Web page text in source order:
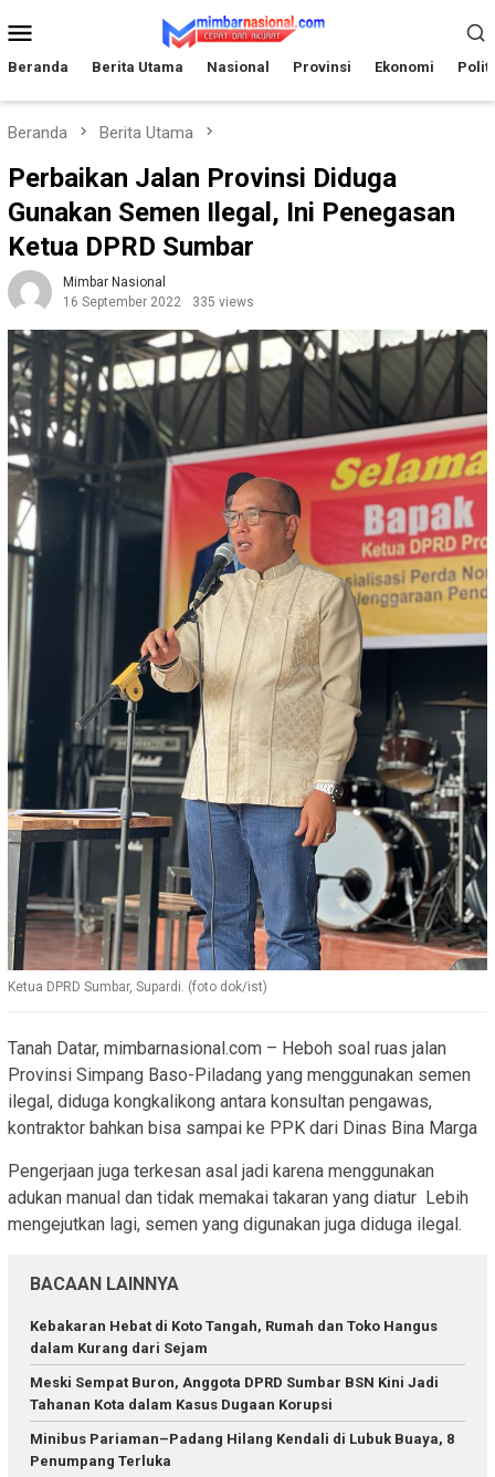
ke
Mobile
Beranda Berita Utama Nasional Provinsi Ekonomi
Beranda Berita Utama
Perbaikan Jalan Provinsi Diduga
Gunakan Semen Ilegal, Ini Penegasan
Ketua DPRD Sumbar
Mimbar Nasional
16 September 2022
335 views
Ketua DPRD Sumbar, Supardi. (foto dok/ist)
Tanah Datar, mimbarnasional.com – Heboh soal ruas jalan
Provinsi Simpang Baso-Piladang yang menggunakan semen
ilegal, diduga kongkalikong antara konsultan pengawas,
kontraktor bahkan bisa sampai ke PPK dari Dinas Bina Marga
Pengerjaan juga terkesan asal jadi karena menggunakan
adukan manual dan tidak memakai takaran yang diatur Lebih
mengejutkan lagi, semen yang digunakan juga diduga ilegal.
BACAAN LAINNYA
Kebakaran Hebat di Koto Tangah, Rumah dan Toko Hangus
dalam Kurang dari Sejam
Meski Sempat Buron, Anggota DPRD Sumbar BSN Kini Jadi
Tahanan Kota dalam Kasus Dugaan Korupsi
Minibus Pariaman–Padang Hilang Kendali di Lubuk Buaya, 8
Penumpang Terluka